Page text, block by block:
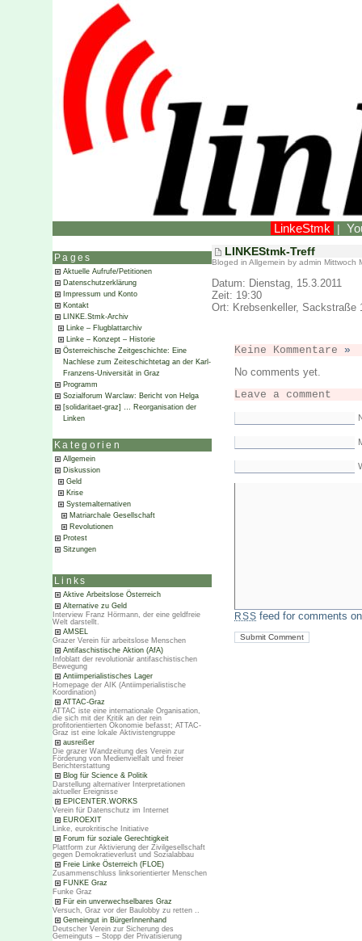
LinkeStmk |
Pages
Aktuelle Aufrufe/Petitionen
Datenschutzerklärung
Impressum und Konto
Kontakt
LINKE.Stmk-Archiv
Linke – Flugblattarchiv
Linke – Konzept – Historie
Österreichische Zeitgeschichte: Eine
Nachlese zum Zeiteschichtetag an der Karl-
Franzens-Universität in Graz
Programm
Sozialforum Warclaw: Bericht von Helga
[solidaritaet-graz] … Reorganisation der
Linken
Kategorien
Allgemein
Diskussion
Geld
Krise
Systemalternativen
Matriarchale Gesellschaft
Revolutionen
Protest
Sitzungen
Links
Aktive Arbeitslose Österreich
Alternative zu Geld
Interview Franz Hörmann, der eine geldfreie
Welt darstellt.
AMSEL
Grazer Verein für arbeitslose Menschen
Antifaschistische Aktion (AfA)
Infoblatt der revolutionär antifaschistischen
Bewegung
Antiimperialistisches Lager
Homepage der AIK (Antiimperialistische
Koordination)
ATTAC-Graz
ATTAC iste eine internationale Organisation,
die sich mit der Kritik an der rein
profitorientierten Ökonomie befasst; ATTAC-
Graz ist eine lokale Aktivistengruppe
ausreißer
Die grazer Wandzeitung des Verein zur
Förderung von Medienvielfalt und freier
Berichterstattung
Blog für Science & Politik
Darstellung alternativer Interpretationen
aktueller Ereignisse
EPICENTER.WORKS
Verein für Datenschutz im Internet
EUROEXIT
Linke, eurokritische Initiative
Forum für soziale Gerechtigkeit
Plattform zur Aktivierung der Zivilgesellschaft
gegen Demokratieverlust und Sozialabbau
Freie Linke Österreich (FLOE)
Zusammenschluss linksorientierter Menschen
FUNKE Graz
Funke Graz
Für ein unverwechselbares Graz
Versuch, Graz vor der Baulobby zu retten ..
Gemeingut in BürgerInnenhand
Deutscher Verein zur Sicherung des
Gemeinguts – Stopp der Privatisierung
LINKEStmk-Treff
Bloged in Allgemein by admin Mittwoch
Datum: Dienstag, 15.3.2011
Zeit: 19:30
Ort: Krebsenkeller, Sackstraße
Keine Kommentare »
No comments yet.
Leave a comment
RSS feed for comments